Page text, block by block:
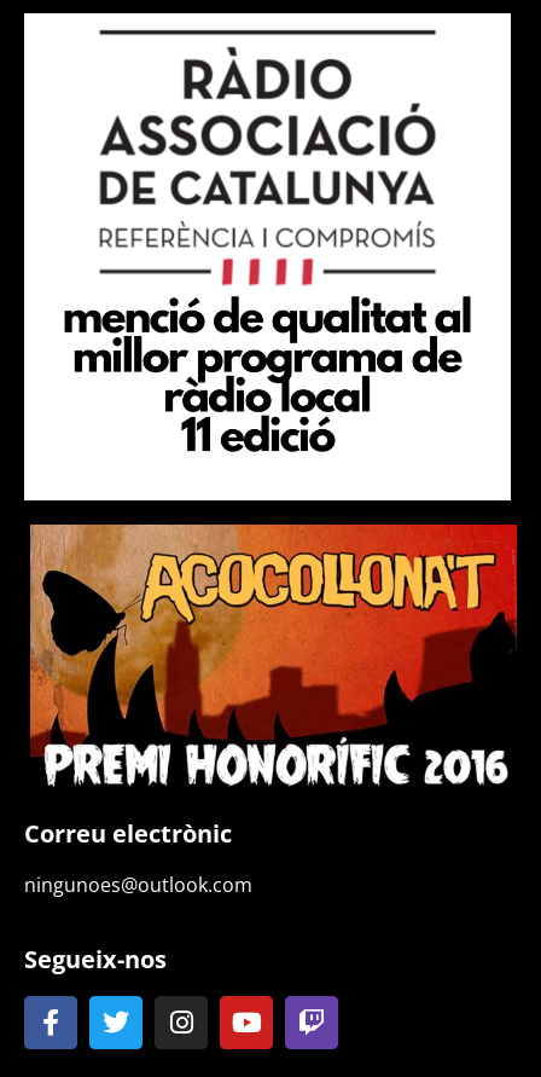
Correu electrònic
ningunoes@outlook.com
Segueix-nos